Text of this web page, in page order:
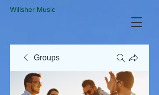
​Willsher Music
Groups